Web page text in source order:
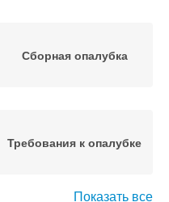
Сборная опалубка
Требования к опалубке
Показать все